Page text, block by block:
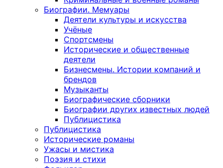
Биографии. Мемуары
Деятели культуры и искусства
Учёные
Спортсмены
Исторические и общественные
деятели
Бизнесмены. Истории компаний и
брендов
Музыканты
Биографические сборники
Биографии других известных людей
Публицистика
Публицистика
Исторические романы
Ужасы и мистика
Поэзия и стихи